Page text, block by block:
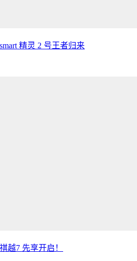
精灵 2 号王者归来
越7 先享开启！